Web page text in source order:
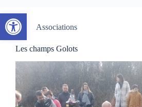
Ouvrir la barre d’outils Associations
Les champs Golots